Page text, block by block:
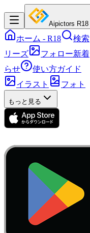
Aipictors R18
ホーム - R18 検索
リーズ
フォロー新着
らせ
使い方ガイド
イラスト
フォト
もっと見る